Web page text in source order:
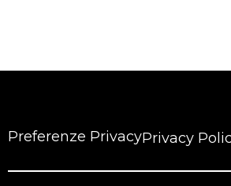
Preferenze PrivacyPrivacy